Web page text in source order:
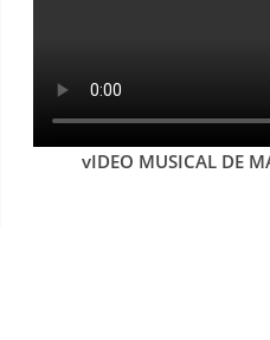
vIDEO MUSICAL DE